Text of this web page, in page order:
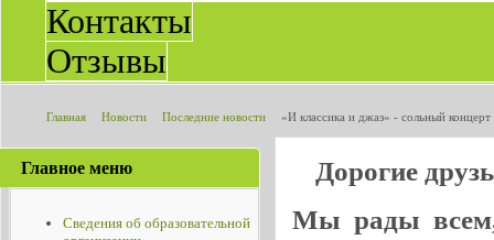
Контакты
Отзывы
Главная Новости Последние новости «И классика и джаз» - сольный
Главное меню
Сведения об образовательной
Дорогие
Мы рады всем,